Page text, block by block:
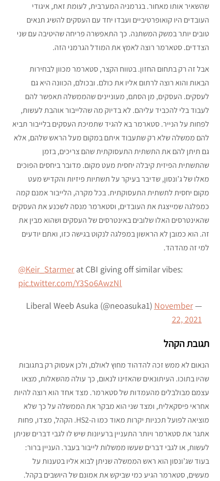
שהשאיר אותו מאחור. בגרמניה המערבית, לעומת זאת, איגודי
העובדים היו קואופרטיביים ועבדו יחד עם העסקים להשיג תנאים
טובים יותר במשק המשתנה. כך התאפשרה פריחה שהיטיבה עם שני
הצדדים. סטארמר רוצה לאמץ את המודל הגרמני הזה.
אבל זה רק בתחום החזון. בטווח הקצר, סטארמר מכוון לבחירות
הבאות והוא רוצה לרתום אליו את כולם. ובכולם, הכוונה היא גם
לעסקים. העסקים, מן הסתם, מעוניינים שהממשלה תאפשר להם
לעבוד בלי להכביד עליהם. לא בדיוק מה שהלייבור אוהבת לעשות,
לפחות על הנייר. סטארמר בא להגיד שתמיכת העסקים בלייבור תביא
להם ממשלה שלא רק שתעבוד איתם במקום מעל הראש שלהם, אלא
גם תיתן להם את התשתית התעסוקתית שהם צריכים, בזמן
שהתשתית הפיזית קיבלה יחסית מעט מקום. מדובר ביחסים הפוכים
מאלו של ג’ונסון, שדיבר בעיקר על תשתיות פיזיות והקדיש מעט
מקום יחסית לתשתית התעסוקתית. בכל מקרה, הלייבור אמנם קמה
כמפלגה שמייצגת את העובדים, וסטארמר מנסה לשכנע את העסקים
שהאינטרסים האלו שלובים באינטרסים של העסקים ושהוא מבין את
זה. הוא כמובן לא הראשון במפלגה לנקוט בגישה כזו, ואתם יודעים
למי זה מהדהד.
@Keir_Starmer ⁩ at CBI giving off similar vibes:
pic.twitter.com/Y3So6AwzNl
— Liberal Weeb Asuka (@neoasuka1)
November
22, 2021
תגובת הקהל
הנאום לא ממש זכה להדהוד מחוץ לאולם, ולכן אעסוק רק בתגובות
שהיו בתוכו. העיתונאים שהאזינו לנאום, כך עולה מהשאלות, מצאו
עצמם מבולבלים מהעמדות של סטארמר. מצד אחד הוא רוצה להיות
אחראי פיסקאלית, ומצד שני הוא מבקר את הממשלה על כך שלא
מוציאה לפועל תכניות יקרות מאוד כמו ה-HS2. הקהל, מצדו, פחות
אתגר את סטארמר ויותר התעניין ברעיונות שיש לו לגבי דברים שניתן
לעשות, או לגבי דברים שעשו ממשלות לייבור בעבר. העניין ברור:
בעוד שג’ונסון הוא ראש הממשלה שניתן לבוא אליו בטענות על
מעשים, סטארמר הגיע כמי שביקש את אמונם של היושבים בקהל.